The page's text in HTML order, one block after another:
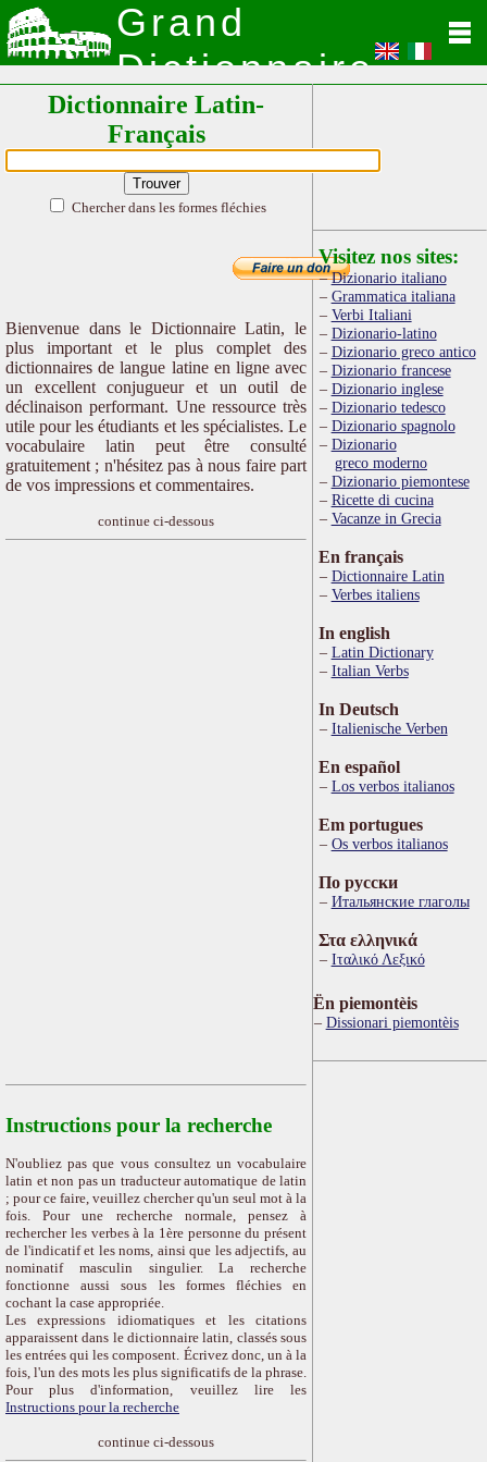
Grand
Dictionnaire
Latin
Dictionnaire Latin-
Français
Chercher dans les formes fléchies
Bienvenue dans le Dictionnaire Latin, le
plus important et le plus complet des
dictionnaires de langue latine en ligne avec
un excellent conjugueur et un outil de
déclinaison performant. Une ressource très
utile pour les étudiants et les spécialistes. Le
vocabulaire latin peut être consulté
gratuitement ; n'hésitez pas à nous faire part
de vos impressions et commentaires.
continue ci-dessous
Instructions pour la recherche
N'oubliez pas que vous consultez un vocabulaire
latin et non pas un traducteur automatique de latin
; pour ce faire, veuillez chercher qu'un seul mot à la
fois. Pour une recherche normale, pensez à
rechercher les verbes à la 1ère personne du présent
de l'indicatif et les noms, ainsi que les adjectifs, au
nominatif masculin singulier. La recherche
fonctionne aussi sous les formes fléchies en
cochant la case appropriée.
Les expressions idiomatiques et les citations
apparaissent dans le dictionnaire latin, classés sous
les entrées qui les composent. Écrivez donc, un à la
fois, l'un des mots les plus significatifs de la phrase.
Pour plus d'information, veuillez lire les
Instructions pour la recherche
continue ci-dessous
Visitez nos sites:
Dizionario italiano
Grammatica italiana
Verbi Italiani
Dizionario-latino
Dizionario greco antico
Dizionario francese
Dizionario inglese
Dizionario tedesco
Dizionario spagnolo
Dizionario
greco moderno
Dizionario piemontese
Ricette di cucina
Vacanze in Grecia
En français
Dictionnaire Latin
Verbes italiens
In english
Latin Dictionary
Italian Verbs
In Deutsch
Italienische Verben
En español
Los verbos italianos
Em portugues
Os verbos italianos
По русски
Итальянские глаголы
Στα ελληνικά
Ιταλικό Λεξικό
Ën piemontèis
Dissionari piemontèis